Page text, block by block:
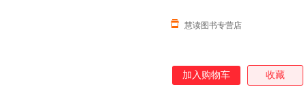
慧读图书专营店
加入购物车 收藏